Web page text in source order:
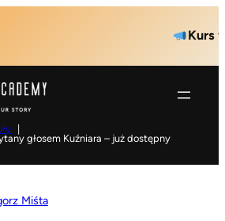
Kurs
głosem Kuźniara – już dostępny
Miśta